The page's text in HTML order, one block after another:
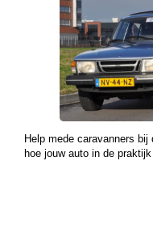
Help mede caravanners
hoe jouw auto in de